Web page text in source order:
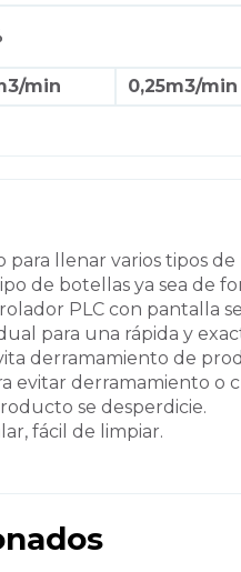
min 0,25m3/min
llenar varios tipos de
de botellas ya sea de
PLC con pantalla
para una rápida y
derramamiento de
evitar derramamiento o
se desperdicie.
fácil de limpiar.